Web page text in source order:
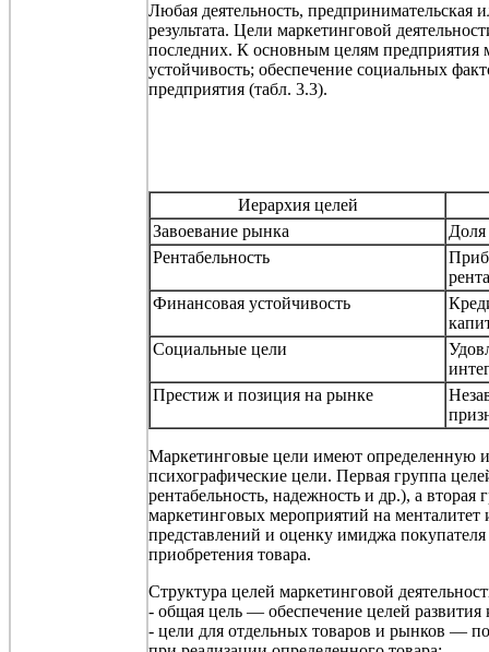
Любая деятельность, предпринимательская
результата. Цели маркетинговой
последних. К основным целям предприятия
устойчивость; обеспечение социальных
предприятия (табл. 3.3).
Иерархия целей
Завоевание рынка
Доля
Рентабельность
Финансовая устойчивость
Социальные цели
Престиж и позиция на рынке
Маркетинговые цели имеют определенную
психографические цели. Первая группа
рентабельность, надежность и др.), а вторая
маркетинговых мероприятий на
представлений и оценку имиджа покупателя
приобретения товара.
Структура целей маркетинговой
- общая цель — обеспечение целей
- цели для отдельных товаров и рынков —